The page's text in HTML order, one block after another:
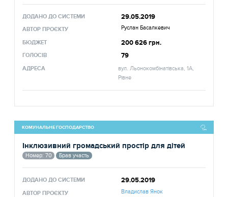
ДОДАНО ДО СИСТЕМИ 29.05.2019
АВТОР ПРОЄКТУ Руслан Басалкевич
БЮДЖЕТ 200 626 грн.
ГОЛОСІВ 79
АДРЕСА
вул. Льонокомбінатівська, 1А,
Рівне
КОМУНАЛЬНЕ ГОСПОДАРСТВО
Інклюзивний громадський простір для дітей
Номер: 70 Брав участь
ДОДАНО ДО СИСТЕМИ 29.05.2019
АВТОР ПРОЄКТУ Владислав Янок